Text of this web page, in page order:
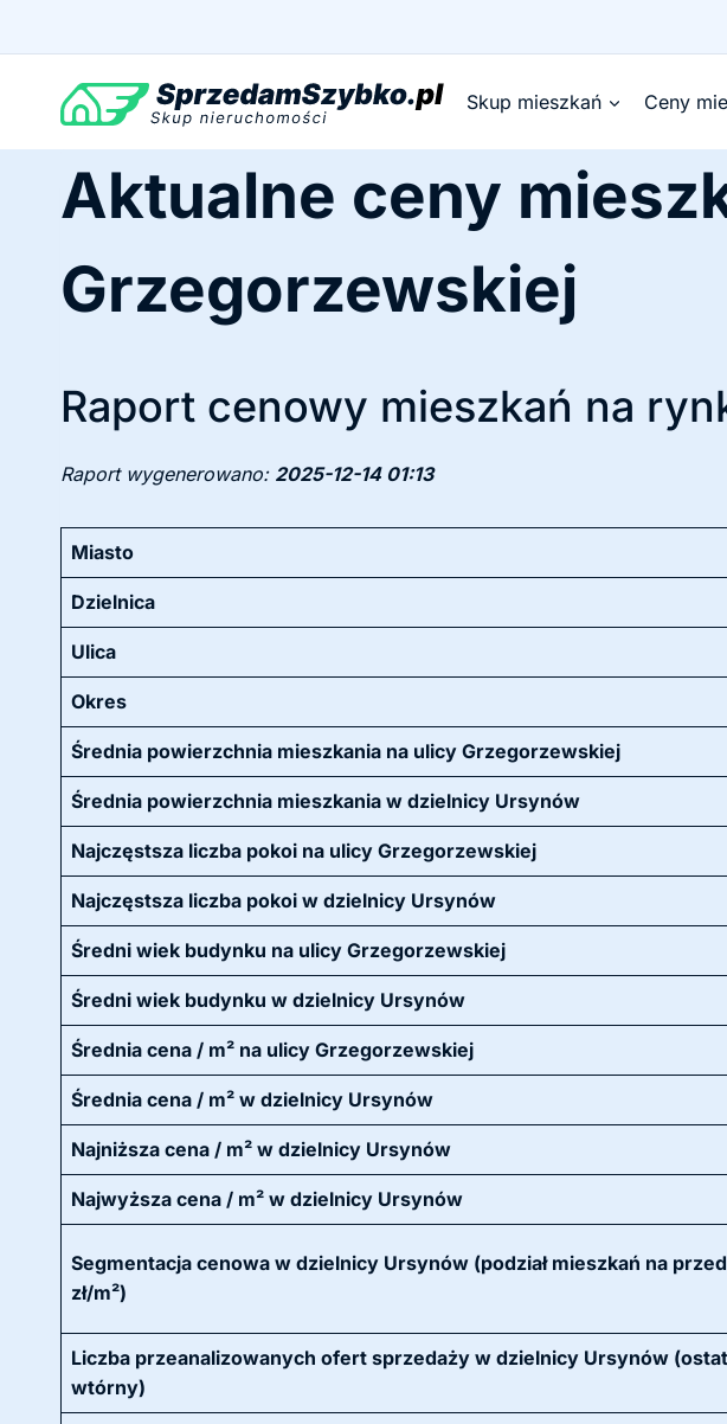
Skup mieszkań Ceny
Aktualne ceny
Grzegorzewskiej
Raport cenowy mieszkań na
Raport wygenerowano: 2025-12-14 01:13
Miasto
Dzielnica
Ulica
Okres
Średnia powierzchnia mieszkania na ulicy Grzegorzewskiej
Średnia powierzchnia mieszkania w dzielnicy Ursynów
Najczęstsza liczba pokoi na ulicy Grzegorzewskiej
Najczęstsza liczba pokoi w dzielnicy Ursynów
Średni wiek budynku na ulicy Grzegorzewskiej
Średni wiek budynku w dzielnicy Ursynów
Średnia cena / m² na ulicy Grzegorzewskiej
Średnia cena / m² w dzielnicy Ursynów
Najniższa cena / m² w dzielnicy Ursynów
Najwyższa cena / m² w dzielnicy Ursynów
Segmentacja cenowa w dzielnicy Ursynów (podział mieszkań na
zł/m²)
Liczba przeanalizowanych ofert sprzedaży w dzielnicy Ursynów
wtórny)